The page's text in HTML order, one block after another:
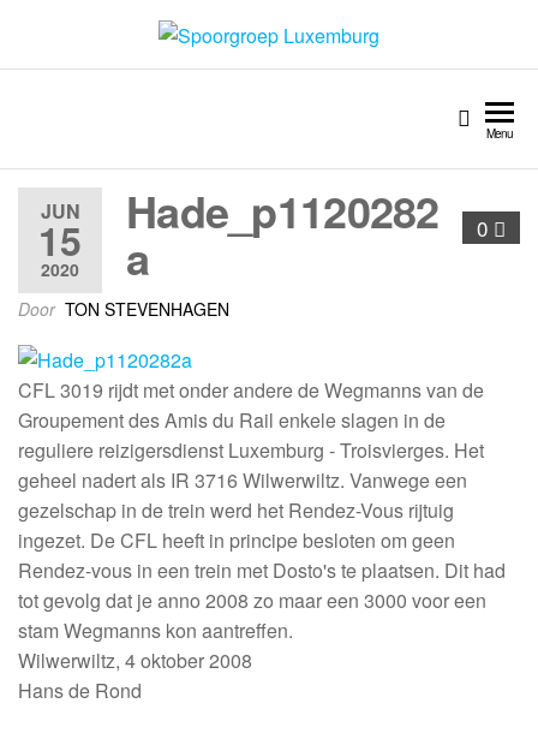
Spoorgroep Luxemburg
Menu
JUN
15
2020
0
Hade_p1120282
a
Door TON STEVENHAGEN
CFL 3019 rijdt met onder andere de Wegmanns van de
Groupement des Amis du Rail enkele slagen in de
reguliere reizigersdienst Luxemburg - Troisvierges. Het
geheel nadert als IR 3716 Wilwerwiltz. Vanwege een
gezelschap in de trein werd het Rendez-Vous rijtuig
ingezet. De CFL heeft in principe besloten om geen
Rendez-vous in een trein met Dosto's te plaatsen. Dit had
tot gevolg dat je anno 2008 zo maar een 3000 voor een
stam Wegmanns kon aantreffen.
Wilwerwiltz, 4 oktober 2008
Hans de Rond